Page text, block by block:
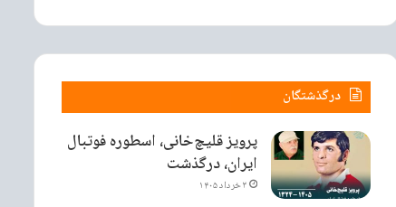
درگذشتگان
پرویز قلیچ‌خانی، اسطوره فوتبال
ایران، درگذشت
۳ خرداد ۱۴۰۵